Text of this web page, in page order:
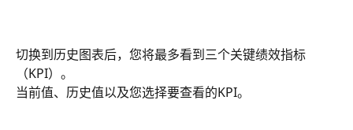
切换到历史图表后，您将最多看到三个关键绩效指标
（KPI）。
当前值、历史值以及您选择要查看的KPI。